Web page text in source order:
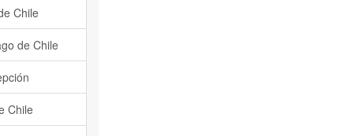
Chile
de Chile
Chile